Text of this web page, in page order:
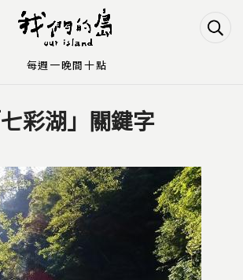
Jump to Navigation
Jump to Main content
七彩湖」關鍵字
每週一晚間十點